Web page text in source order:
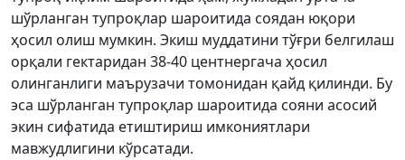
шўрланган тупроқлар шароитида соядан юқори
ҳосил олиш мумкин. Экиш муддатини тўғри белгилаш
орқали гектаридан 38-40 центнергача ҳосил
олинганлиги маърузачи томонидан қайд қилинди. Бу
эса шўрланган тупроқлар шароитида сояни асосий
экин сифатида етиштириш имкониятлари
мавжудлигини кўрсатади.